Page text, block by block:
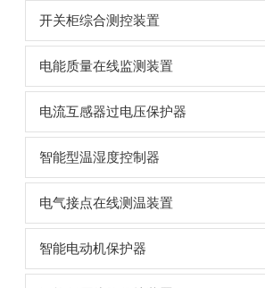
开关柜综合测控装置
电能质量在线监测装置
电流互感器过电压保护器
智能型温湿度控制器
电气接点在线测温装置
智能电动机保护器